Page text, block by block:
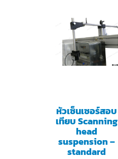
หัวเซ็นเซอร์สอบ
เทียบ Scanning
head
suspension –
standard